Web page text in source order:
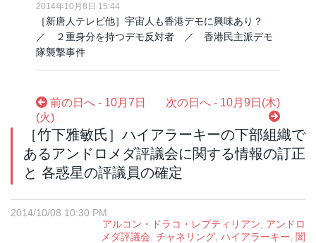
2014年10月8日 15:44
［新唐人テレビ他］宇宙人も香港デモに興味あり？
／ ２重身分を持つデモ反対者 ／ 香港民主派デモ
隊襲撃事件
前の日へ - 10月7日
(火)
次の日へ - 10月9日(木)
［竹下雅敏氏］ハイアラーキーの下部組織で
あるアンドロメダ評議会に関する情報の訂正
と 各惑星の評議員の確定
2014/10/08 10:30 PM
アルコン・ドラコ・レプティリアン
アンドロ
メダ評議会 チャネリング ハイアラーキー
闇